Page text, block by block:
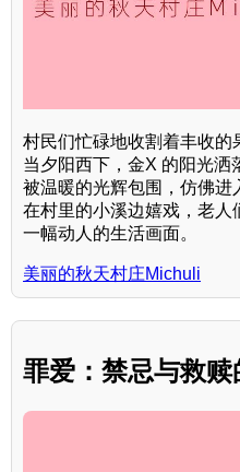
村民们忙碌地收割着丰收
当夕阳西下，金X 的阳光洒
被温暖的光辉包围，仿佛进
在村里的小溪边嬉戏，老人
一幅动人的生活画面。
美丽的秋天村庄Michuli
罪爱：禁忌与救